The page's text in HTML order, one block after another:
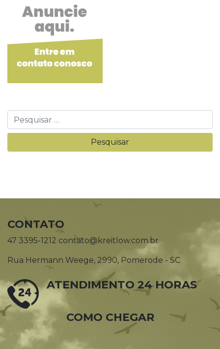
CONTATO
47 3395-1212 contato@kreitlow.com.br
Rua Hermann Weege, 2990, Pomerode - SC
ATENDIMENTO 24 HORAS
COMO CHEGAR